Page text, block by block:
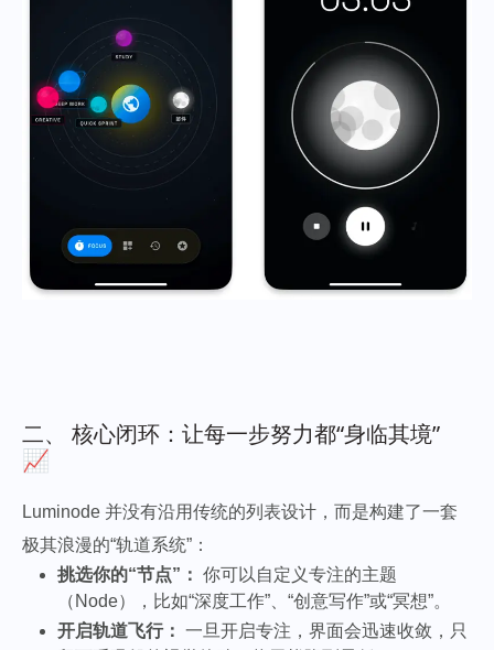
二、 核心闭环：让每一步努力都“身临其境”
📈
Luminode 并没有沿用传统的列表设计，而是构建了一套
极其浪漫的“轨道系统”：
挑选你的“节点”： 你可以自定义专注的主题
（Node），比如“深度工作”、“创意写作”或“冥想”。
开启轨道飞行： 一旦开启专注，界面会迅速收敛，只